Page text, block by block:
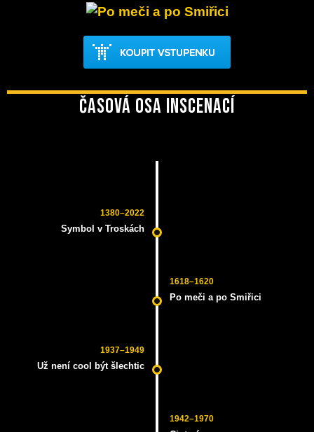
Časová osa inscenací
1380–2022
Symbol v Troskách
1618–1620
Po meči a po Smiřici
1937–1949
Už není cool být šlechtic
1942–1970